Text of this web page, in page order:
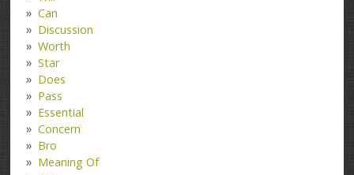
Can
Discussion
Worth
Star
Does
Pass
Essential
Concern
Bro
Meaning Of